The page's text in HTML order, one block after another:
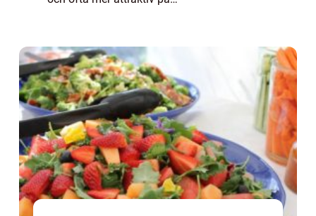
smuts och växlande t...